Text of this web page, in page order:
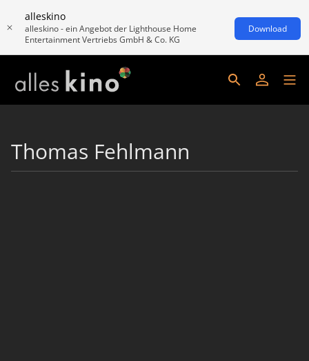
alleskino
alleskino - ein Angebot der Lighthouse Home
Entertainment Vertriebs GmbH & Co. KG
Download
Thomas Fehlmann